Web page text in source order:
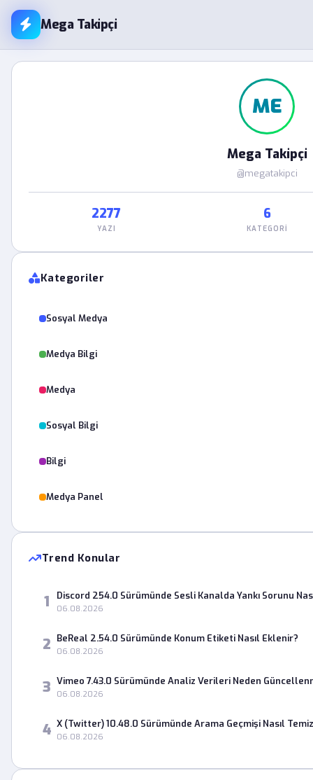
Mega Takipçi
ME
Mega Takipçi
@megatakipci
2277
YAZI
6
KATEGORI
Kategoriler
Sosyal Medya
Medya Bilgi
Medya
Sosyal Bilgi
Bilgi
Medya Panel
Trend Konular
1 Discord 254.0 Sürümünde Sesli Kanalda Yankı Sorunu
06.08.2026
2 BeReal 2.54.0 Sürümünde Konum Etiketi Nasıl Eklenir?
06.08.2026
3 Vimeo 7.43.0 Sürümünde Analiz Verileri Neden
06.08.2026
4 X (Twitter) 10.48.0 Sürümünde Arama Geçmişi Nasıl
06.08.2026